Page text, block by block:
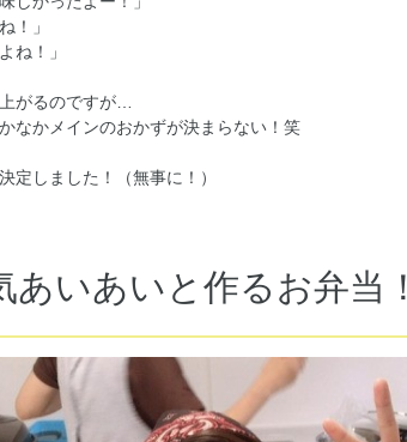
！」
ね！」
がるのですが…
なかメインのおかずが決まらない！笑
定しました！（無事に！）
あいあいと作るお弁当！